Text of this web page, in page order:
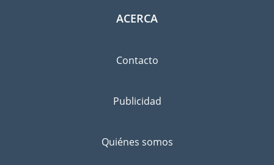
ACERCA
Contacto
Publicidad
Quiénes somos